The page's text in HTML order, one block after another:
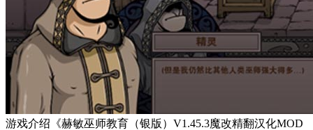
游戏介绍《赫敏巫师教育（银版）V1.45.3魔改精翻汉化MOD